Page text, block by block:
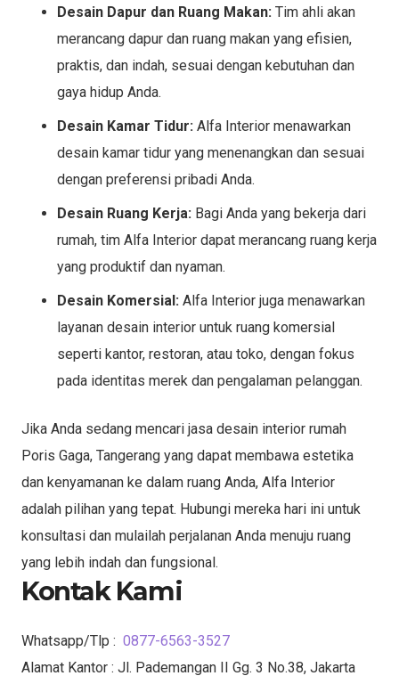
Desain Dapur dan Ruang Makan: Tim ahli akan
merancang dapur dan ruang makan yang efisien,
praktis, dan indah, sesuai dengan kebutuhan dan
gaya hidup Anda.
Desain Kamar Tidur: Alfa Interior menawarkan
desain kamar tidur yang menenangkan dan sesuai
dengan preferensi pribadi Anda.
Desain Ruang Kerja: Bagi Anda yang bekerja dari
rumah, tim Alfa Interior dapat merancang ruang kerja
yang produktif dan nyaman.
Desain Komersial: Alfa Interior juga menawarkan
layanan desain interior untuk ruang komersial
seperti kantor, restoran, atau toko, dengan fokus
pada identitas merek dan pengalaman pelanggan.
Jika Anda sedang mencari jasa desain interior rumah
Poris Gaga, Tangerang yang dapat membawa estetika
dan kenyamanan ke dalam ruang Anda, Alfa Interior
adalah pilihan yang tepat. Hubungi mereka hari ini untuk
konsultasi dan mulailah perjalanan Anda menuju ruang
yang lebih indah dan fungsional.
Kontak Kami
Whatsapp/Tlp : 0877-6563-3527
Alamat Kantor : Jl. Pademangan II Gg. 3 No.38, Jakarta